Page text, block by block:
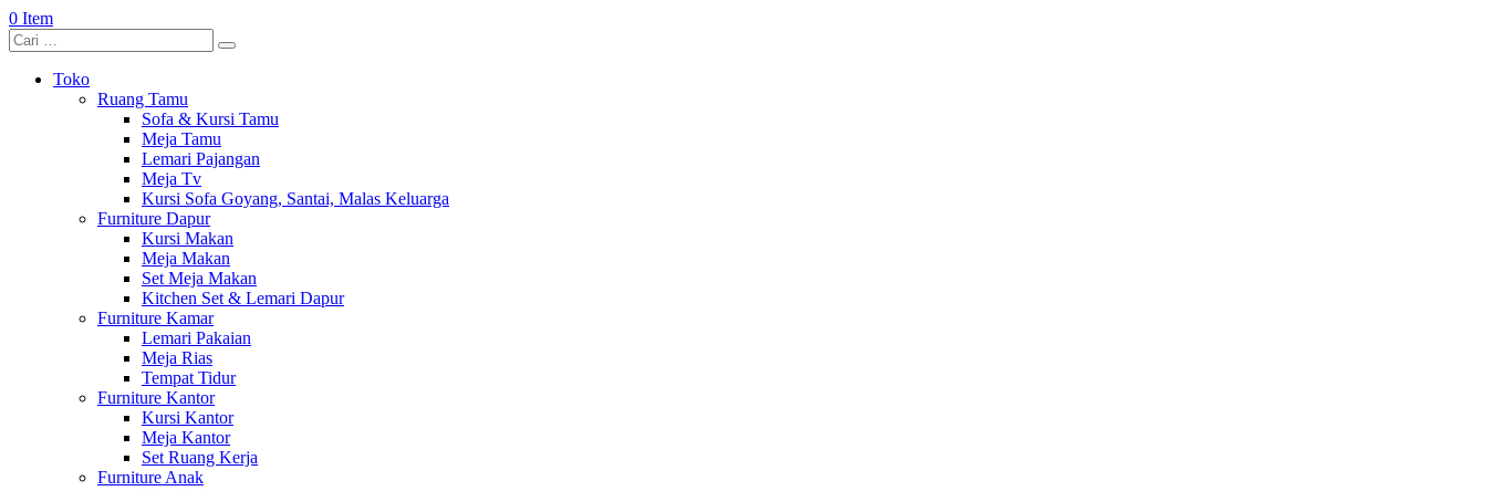
0 Item
Toko
Ruang Tamu
Sofa & Kursi Tamu
Meja Tamu
Lemari Pajangan
Meja Tv
Kursi Sofa Goyang, Santai, Malas Keluarga
Furniture Dapur
Kursi Makan
Meja Makan
Set Meja Makan
Kitchen Set & Lemari Dapur
Furniture Kamar
Lemari Pakaian
Meja Rias
Tempat Tidur
Furniture Kantor
Kursi Kantor
Meja Kantor
Set Ruang Kerja
Furniture Anak